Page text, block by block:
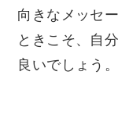
向きなメッセ
ときこそ、自
良いでしょう。